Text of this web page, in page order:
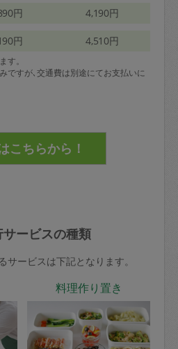
円 4,190円
円 4,510円
す。
ですが､交通費は別途にてお支払いに
ービスの種類
サービスは下記となります。
料理作り置き